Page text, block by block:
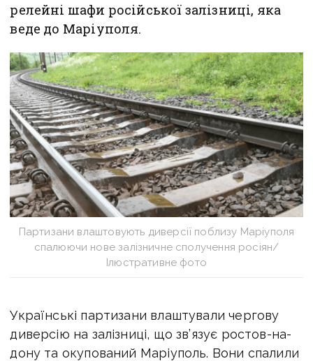
релейні шафи російської залізниці, яка
веде до Маріуполя.
Партизани влаштовують диверсії поблизу Маріуполя
спалюючи нове залізничне сполучення росіян/
Ілюстративне фото
Українські партизани влаштували чергову
диверсію на залізниці, що зв’язує ростов-на-
дону та окупований Маріуполь. Вони спалили